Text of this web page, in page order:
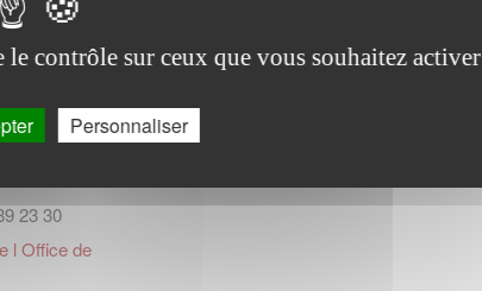
de
23 30
l Office de
contrôle sur ceux que vous souhaitez activer
Personnaliser